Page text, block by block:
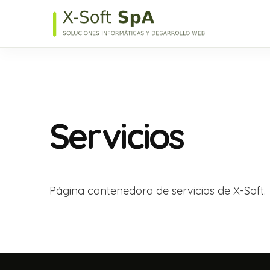
Servicios
Página contenedora de servicios de X-Soft.